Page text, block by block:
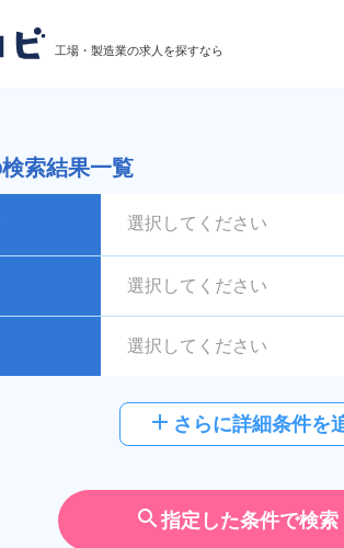
工場・製造業の求人を探すなら
索結果一覧
選択してください
選択してください
選択してください
選択してください
add さらに詳細条件を
search指定した条件で検索